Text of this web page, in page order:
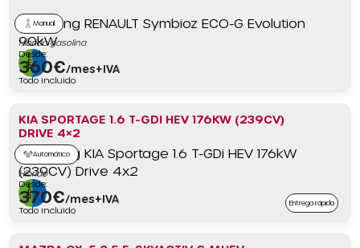
Manual
Híbrido gasolina
Desde:
360€/mes+IVA
Todo incluido
KIA SPORTAGE 1.6 T-GDI HEV 176KW (239CV)
DRIVE 4×2
Automático
Híbrido
Desde:
370€/mes+IVA
Todo incluido
Entrega rápida